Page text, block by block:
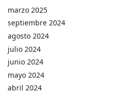
marzo 2025
septiembre 2024
agosto 2024
julio 2024
junio 2024
mayo 2024
abril 2024